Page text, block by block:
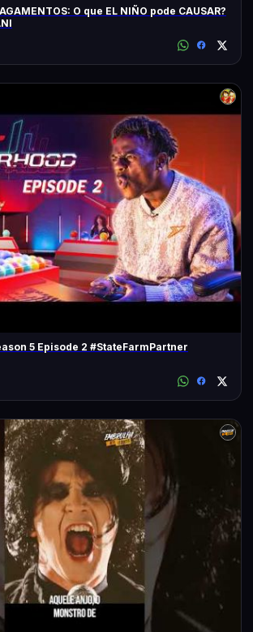
O que EL NIÑO pode CAUSAR?
5 Episode 2 #StateFarmPartner